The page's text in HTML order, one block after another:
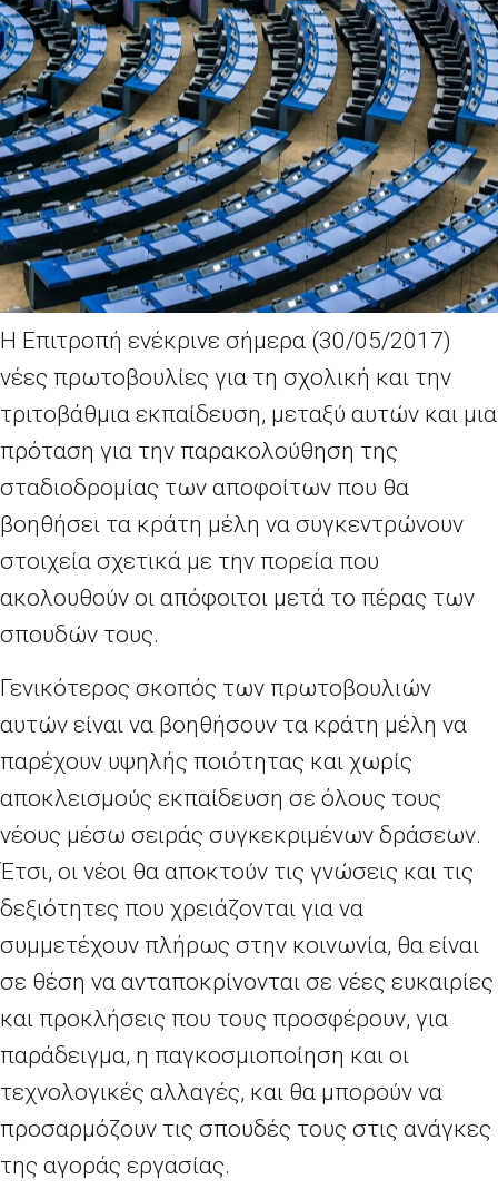
Η Επιτροπή ενέκρινε σήμερα (30/05/2017)
νέες πρωτοβουλίες για τη σχολική και την
τριτοβάθμια εκπαίδευση, μεταξύ αυτών και μια
πρόταση για την παρακολούθηση της
σταδιοδρομίας των αποφοίτων που θα
βοηθήσει τα κράτη μέλη να συγκεντρώνουν
στοιχεία σχετικά με την πορεία που
ακολουθούν οι απόφοιτοι μετά το πέρας των
σπουδών τους.
Γενικότερος σκοπός των πρωτοβουλιών
αυτών είναι να βοηθήσουν τα κράτη μέλη να
παρέχουν υψηλής ποιότητας και χωρίς
αποκλεισμούς εκπαίδευση σε όλους τους
νέους μέσω σειράς συγκεκριμένων δράσεων.
Έτσι, οι νέοι θα αποκτούν τις γνώσεις και τις
δεξιότητες που χρειάζονται για να
συμμετέχουν πλήρως στην κοινωνία, θα είναι
σε θέση να ανταποκρίνονται σε νέες ευκαιρίες
και προκλήσεις που τους προσφέρουν, για
παράδειγμα, η παγκοσμιοποίηση και οι
τεχνολογικές αλλαγές, και θα μπορούν να
προσαρμόζουν τις σπουδές τους στις ανάγκες
της αγοράς εργασίας.